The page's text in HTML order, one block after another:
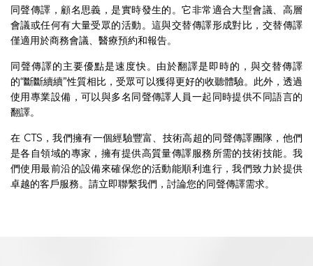
同聲傳譯，顧名思義，是實時發生的。它非常適合大型會議、高層
會議或任何有大量受眾的活動。這與交替傳譯形成對比，交替傳譯
僅適用於商務會議、醫療預約和報告。
同聲傳譯的主要優點是速度快。由於翻譯是即時的，與交替傳譯
的“斷斷續續”性質相比，受眾可以獲得更好的收聽體驗。此外，透過
使用專業設備，可以與多名同聲傳譯人員一起同時提供不同語言的
翻譯。
在 CTS，我們擁有一個經驗豐富、技術高超的同聲傳譯團隊，他們
是各自領域的專家，擁有提供高質量傳譯服務所需的技術技能。我
們使用最前沿的設備來確保您的活動能順利進行，我們致力於提供
卓越的客戶服務。請立即聯繫我們，討論您的同聲傳譯需求。